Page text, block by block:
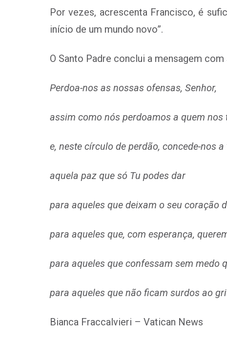
Por vezes, acrescenta Francisco, é
início de um mundo novo”.
O Santo Padre conclui a mensagem com
Perdoa-nos as nossas ofensas, Senhor,
assim como nós perdoamos a quem nos
e, neste círculo de perdão, concede-nos a
aquela paz que só Tu podes dar
para aqueles que deixam o seu coração
para aqueles que, com esperança,
para aqueles que confessam sem medo
para aqueles que não ficam surdos ao
Bianca Fraccalvieri – Vatican News